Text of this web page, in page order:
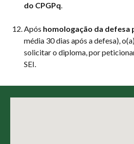
do CPGPq.
Após homologação da defesa
média 30 dias após a defesa),
solicitar o diploma, por
SEI.